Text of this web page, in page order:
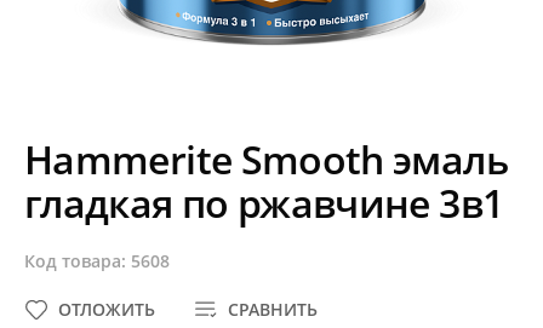
Hammerite Smooth эмаль
гладкая по ржавчине 3в1
Код товара: 5608
СРАВНИТЬ
ОТЛОЖИТЬ